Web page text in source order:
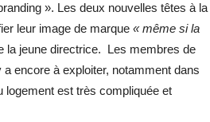
». Les deux nouvelles têtes à la
leur image de marque « même si la
la jeune directrice. Les membres de
a encore à exploiter, notamment dans
logement est très compliquée et